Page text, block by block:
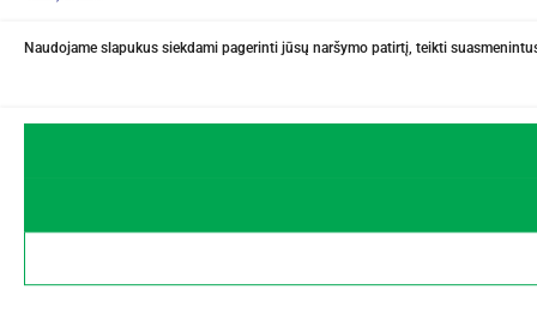
Naudojame slapukus siekdami pagerinti jūsų naršymo patirtį, teikti